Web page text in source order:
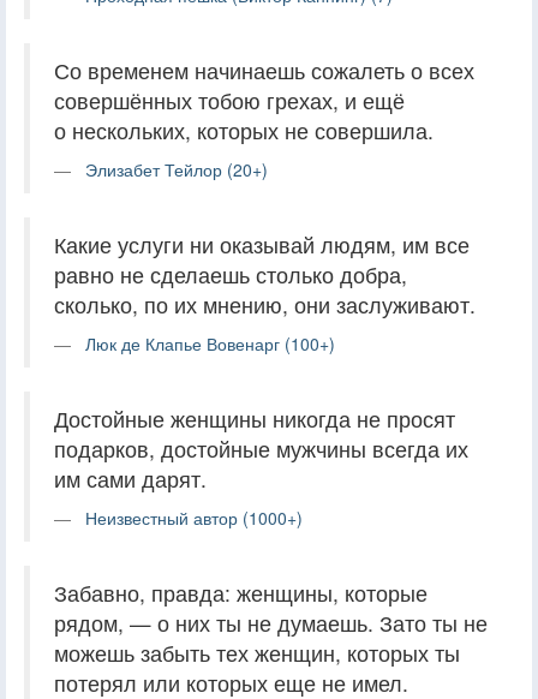
Со временем начинаешь сожалеть о всех
совершённых тобою грехах, и ещё
о нескольких, которых не совершила.
Элизабет Тейлор (20+)
Какие услуги ни оказывай людям, им все
равно не сделаешь столько добра,
сколько, по их мнению, они заслуживают.
Люк де Клапье Вовенарг (100+)
Достойные женщины никогда не просят
подарков, достойные мужчины всегда их
им сами дарят.
Неизвестный автор (1000+)
Забавно, правда: женщины, которые
рядом, — о них ты не думаешь. Зато ты не
можешь забыть тех женщин, которых ты
потерял или которых еще не имел.